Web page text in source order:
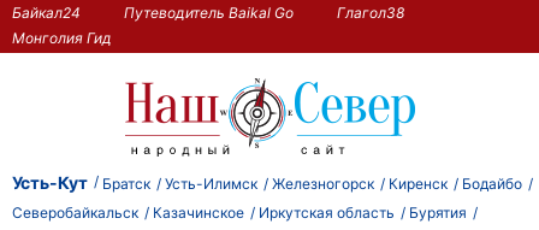
Байкал24 Путеводитель Baikal Go
Глагол38
Монголия Гид
Усть-Кут Братск Усть-Илимск Железногорск Киренск
Бодайбо
Северобайкальск
Казачинское Иркутская область
Бурятия